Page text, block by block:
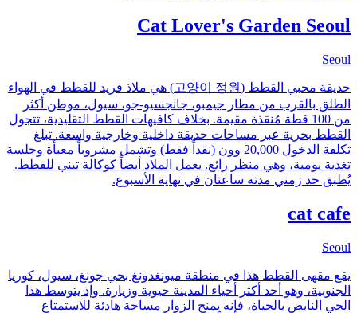
Cat Lover's Garden Seoul
Seoul
حديقة محبي القطط (고양이 정원) هي ملاذ فريد للقطط في الهواء
الطلق بالقرب من مطار جيمبو، جانجسيو-جو، سيول، موطن أكثر
من 100 قطة مُنقذة مقيمة. بخلاف كافيهات القطط التقليدية، تتجول
القطط بحرية عبر مساحات حديقة داخلية وخارجية واسعة. تبلغ
تكلفة الدخول 20,000 وون (نقداً فقط) وتشمل مشروباً معبأة وجلسة
تغذية يومية، وهي منظر رائع. يعمل الملاذ أيضاً كوكالة تبني للقطط.
يُطبق حد زمني مدته ساعتان في نهاية الأسبوع.
cat cafe
Seoul
يقع مقهى القطط هذا في منطقة ميونغدونغ بحي جونغ، سيول، كوريا
الجنوبية، وهو أحد أكثر أحياء المدينة حيوية وزيارة. وإذ يتوسط هذا
الحي النابض بالحياة، فإنه يمنح الزوار مساحة هادئة للاستمتاع